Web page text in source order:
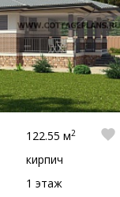
122.55 м2
кирпич
1 этаж